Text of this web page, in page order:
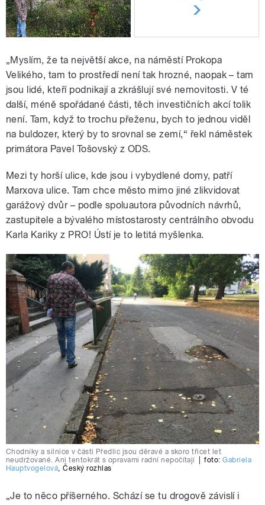
„Myslím, že ta největší akce, na náměstí Prokopa
Velikého, tam to prostředí není tak hrozné, naopak – tam
jsou lidé, kteří podnikají a zkrášlují své nemovitosti. V té
další, méně spořádané části, těch investičních akcí tolik
není. Tam, když to trochu přeženu, bych to jednou viděl
na buldozer, který by to srovnal se zemí,“ řekl náměstek
primátora Pavel Tošovský z ODS.
Mezi ty horší ulice, kde jsou i vybydlené domy, patří
Marxova ulice. Tam chce město mimo jiné zlikvidovat
garážový dvůr – podle spoluautora původních návrhů,
zastupitele a bývalého místostarosty centrálního obvodu
Karla Kariky z PRO! Ústí je to letitá myšlenka.
Chodníky a silnice v části Předlic jsou děravé a skoro třicet let
neudržované. Ani tentokrát s opravami radní nepočítají
foto:Gabriela
Hauptvogelová,Český rozhlas
„Je to něco příšerného. Schází se tu drogově závislí i